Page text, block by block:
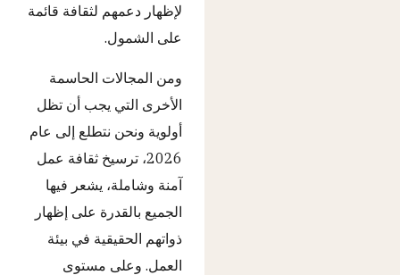
لإظهار دعمهم لثقافة قائمة
على الشمول.
ومن المجالات الحاسمة
الأخرى التي يجب أن تظل
أولوية ونحن نتطلع إلى عام
2026، ترسيخ ثقافة عمل
آمنة وشاملة، يشعر فيها
الجميع بالقدرة على إظهار
ذواتهم الحقيقية في بيئة
العمل. وعلى مستوى